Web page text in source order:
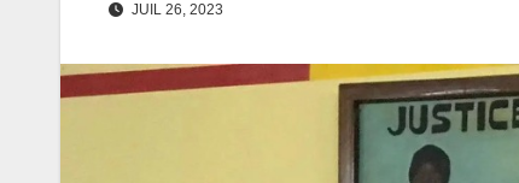
JUIL 26, 2023